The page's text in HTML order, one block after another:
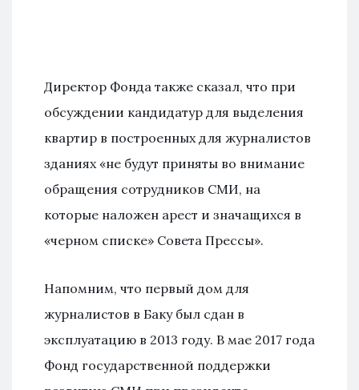
Директор Фонда также сказал, что при
обсуждении кандидатур для выделения
квартир в построенных для журналистов
зданиях «не будут приняты во внимание
обращения сотрудников СМИ, на
которые наложен арест и значащихся в
«черном списке» Совета Прессы».
Напомним, что первый дом для
журналистов в Баку был сдан в
эксплуатацию в 2013 году. В мае 2017 года
Фонд государственной поддержки